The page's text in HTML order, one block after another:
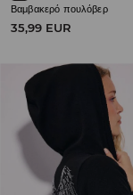
Βαμβακερό πουλόβερ
35,99 EUR